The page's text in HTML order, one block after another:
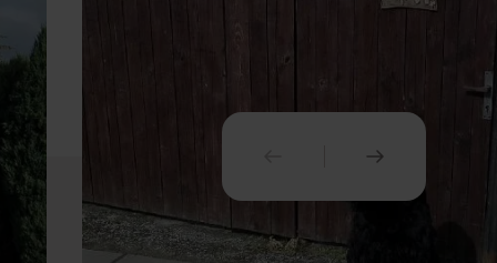
PREDCHÁDZAJÚCI